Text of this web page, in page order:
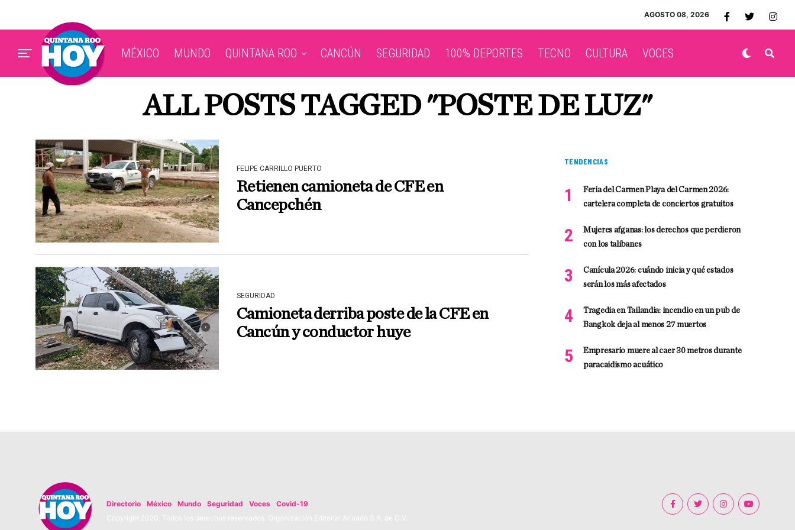
AGOSTO 08, 2026
MÉXICO MUNDO QUINTANA ROO CANCÚN SEGURIDAD 100% DEPORTES TECNO CULTURA VOCES
ALL POSTS TAGGED "POSTE DE LUZ"
FELIPE CARRILLO PUERTO
Retienen camioneta de CFE en
Cancepchén
SEGURIDAD
Camioneta derriba poste de la CFE en
Cancún y conductor huye
TENDENCIAS
Feria del Carmen Playa del Carmen 2026:
cartelera completa de conciertos gratuitos
Mujeres afganas: los derechos que perdieron
con los talibanes
Canícula 2026: cuándo inicia y qué estados
serán los más afectados
Tragedia en Tailandia: incendio en un pub de
Bangkok deja al menos 27 muertos
Empresario muere al caer 30 metros durante
paracaidismo acuático
Directorio México Mundo Seguridad Voces
Covid-19